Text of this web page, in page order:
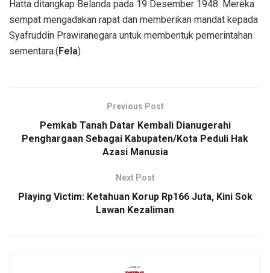
Hatta ditangkap Belanda pada 19 Desember 1948. Mereka
sempat mengadakan rapat dan memberikan mandat kepada
Syafruddin Prawiranegara untuk membentuk pemerintahan
sementara.(Fela)
Previous Post
Pemkab Tanah Datar Kembali Dianugerahi
Penghargaan Sebagai Kabupaten/Kota Peduli Hak
Azasi Manusia
Next Post
Playing Victim: Ketahuan Korup Rp166 Juta, Kini Sok
Lawan Kezaliman